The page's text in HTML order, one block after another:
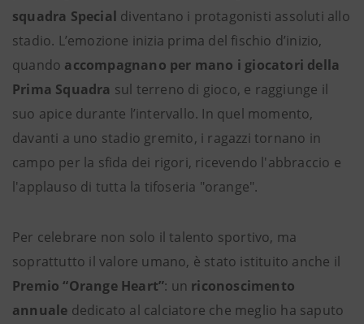
squadra Special diventano i protagonisti assoluti allo
stadio. L’emozione inizia prima del fischio d’inizio,
quando accompagnano per mano i giocatori della
Prima Squadra sul terreno di gioco, e raggiunge il
suo apice durante l’intervallo. In quel momento,
davanti a uno stadio gremito, i ragazzi tornano in
campo per la sfida dei rigori, ricevendo l'abbraccio e
l'applauso di tutta la tifoseria "orange".
Per celebrare non solo il talento sportivo, ma
soprattutto il valore umano, è stato istituito anche il
Premio “Orange Heart”: un riconoscimento
annuale dedicato al calciatore che meglio ha saputo